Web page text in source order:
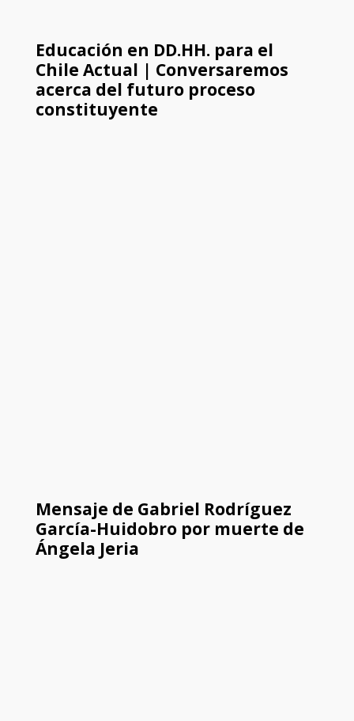
Educación en DD.HH. para el
Chile Actual | Conversaremos
acerca del futuro proceso
constituyente
Mensaje de Gabriel Rodríguez
García-Huidobro por muerte de
Ángela Jeria